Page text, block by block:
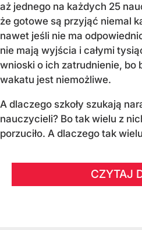
aż jednego na każdych 25
że gotowe są przyjąć niemal
nawet jeśli nie ma
nie mają wyjścia i całymi
wnioski o ich zatrudnienie, bo
wakatu jest niemożliwe.
A dlaczego szkoły szukają
nauczycieli? Bo tak wielu z
porzuciło. A dlaczego tak
CZYTAJ